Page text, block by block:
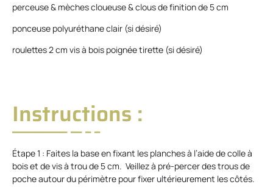
perceuse & mèches cloueuse & clous de finition de 5 cm
ponceuse polyuréthane clair (si désiré)
roulettes 2 cm vis à bois poignée tirette (si désiré)
Instructions :
Étape 1 : Faites la base en fixant les planches à l’aide de colle à
bois et de vis à trou de 5 cm. Veillez à pré-percer des trous de
poche autour du périmètre pour fixer ultérieurement les côtés.